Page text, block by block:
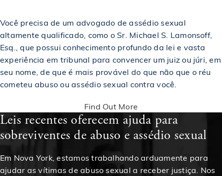
Você precisa de um advogado de assédio sexual
altamente qualificado, como o Sr. Michael S. Lamonsoff,
Esq., que possui conhecimento profundo da lei e vasta
experiência em tribunal para convencer um juiz ou júri, em
seu nome, de que é mais provável do que não que o réu
cometeu abuso ou assédio sexual contra você.
Find Out More
Leis recentes oferecem ajuda para
sobreviventes de abuso e assédio sexual
Em Nova York, estamos trabalhando arduamente para
ajudar as vítimas de abuso sexual a receber justiça. Nos
$2,350,000 Premiado em um acidente de construção
$2,400,000 Premiado em um acidente de trem
$2,400,000 Acordo em caso de acidente de construção
$2,400,000 Acordo em um acidente de carro
$2,400,000 Premiado em um acidente de construção